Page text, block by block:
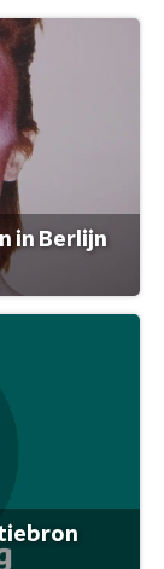
in Berlijn